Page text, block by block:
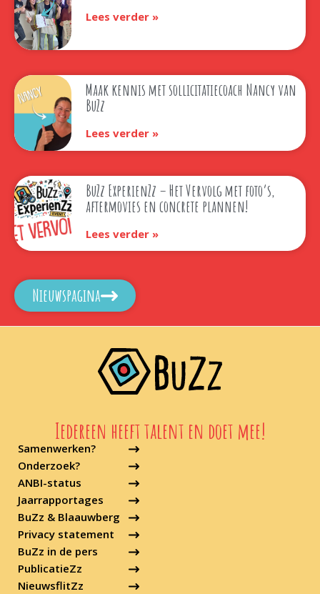
Lees verder »
Maak kennis met sollicitatiecoach Nancy van
BuZz
Lees verder »
BuZz ExperienZz – Het Vervolg met foto’s,
aftermovies en concrete plannen!
Lees verder »
Nieuwspagina
Samenwerken?
Onderzoek?
ANBI-status
Jaarrapportages
BuZz & Blaauwberg
Privacy statement
Iedereen heeft talent en doet mee!
BuZz in de pers
PublicatieZz
NieuwsflitZz